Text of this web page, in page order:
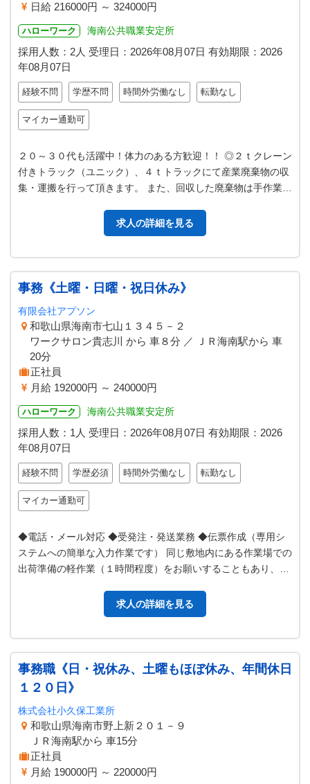
日給 216000円 ～ 324000円
ハローワーク 海南公共職業安定所
採用人数：2人 受理日： 2026年08月07日 有効期限： 2026
年08月07日
経験不問 学歴不問 時間外労働なし 転勤なし
マイカー通勤可
２０～３０代も活躍中！体力のある方歓迎！！ ◎２ｔクレーン
付きトラック（ユニック）、４ｔトラックにて産業廃棄物の収
集・運搬を行って頂きます。 また、回収した廃棄物は手作業ま
求人の詳細を見る
事務《土曜・日曜・祝日休み》
有限会社アプソン
和歌山県海南市七山１３４５－２
ワークサロン貴志川 から 車８分 ／ ＪＲ海南駅から 車
20分
正社員
月給 192000円 ～ 240000円
ハローワーク 海南公共職業安定所
採用人数：1人 受理日： 2026年08月07日 有効期限： 2026
年08月07日
経験不問 学歴必須 時間外労働なし 転勤なし
マイカー通勤可
◆電話・メール対応 ◆受発注・発送業務 ◆伝票作成（専用シ
ステムへの簡単な入力作業です） 同じ敷地内にある作業場での
出荷準備の軽作業（１時間程度）をお願いすることもあり、１
求人の詳細を見る
事務職《日・祝休み、土曜もほぼ休み、年間休日
１２０日》
株式会社小久保工業所
和歌山県海南市野上新２０１－９
ＪＲ海南駅から 車15分
正社員
月給 190000円 ～ 220000円